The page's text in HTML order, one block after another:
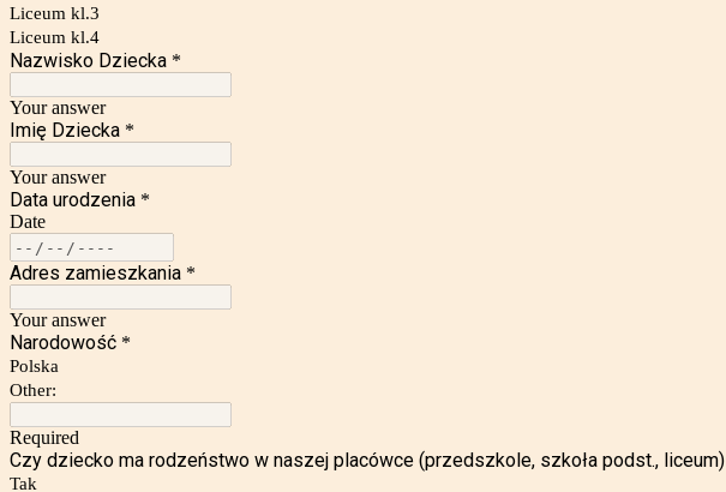
Liceum kl.3
Liceum kl.4
Nazwisko Dziecka *
Your answer
Imię Dziecka *
Your answer
Data urodzenia *
Date
Adres zamieszkania *
Your answer
Narodowość *
Polska
Other:
Required
Czy dziecko ma rodzeństwo w naszej placówce (przedszkole, szkoła podst., liceum)
Tak